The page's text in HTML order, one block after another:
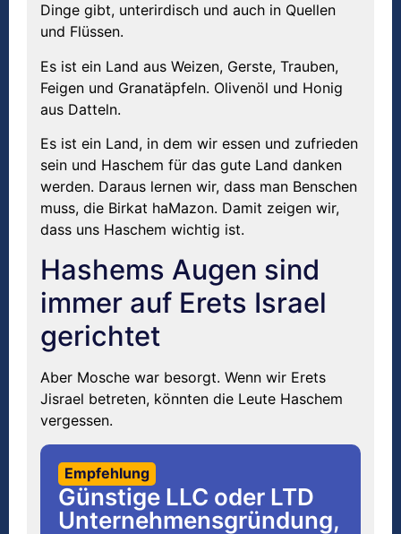
Dinge gibt, unterirdisch und auch in Quellen
und Flüssen.
Es ist ein Land aus Weizen, Gerste, Trauben,
Feigen und Granatäpfeln. Olivenöl und Honig
aus Datteln.
Es ist ein Land, in dem wir essen und zufrieden
sein und Haschem für das gute Land danken
werden. Daraus lernen wir, dass man Benschen
muss, die Birkat haMazon. Damit zeigen wir,
dass uns Haschem wichtig ist.
Hashems Augen sind
immer auf Erets Israel
gerichtet
Aber Mosche war besorgt. Wenn wir Erets
Jisrael betreten, könnten die Leute Haschem
vergessen.
Empfehlung
Günstige LLC oder LTD
Unternehmensgründung,